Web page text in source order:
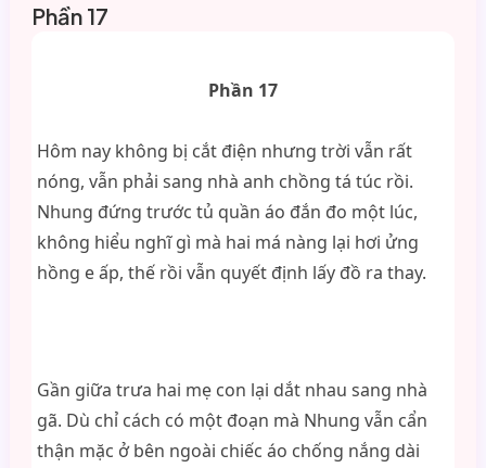
Phần 17
Phần 17
Hôm nay không bị cắt điện nhưng trời vẫn rất
nóng, vẫn phải sang nhà anh chồng tá túc rồi.
Nhung đứng trước tủ quần áo đắn đo một lúc,
không hiểu nghĩ gì mà hai má nàng lại hơi ửng
hồng e ấp, thế rồi vẫn quyết định lấy đồ ra thay.
Gần giữa trưa hai mẹ con lại dắt nhau sang nhà
gã. Dù chỉ cách có một đoạn mà Nhung vẫn cẩn
thận mặc ở bên ngoài chiếc áo chống nắng dài